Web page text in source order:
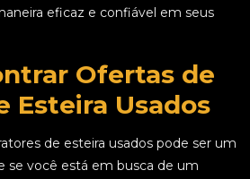
eficaz e confiável em seus
Ofertas de
Esteira Usados
de esteira usados pode ser um
se você está em busca de um